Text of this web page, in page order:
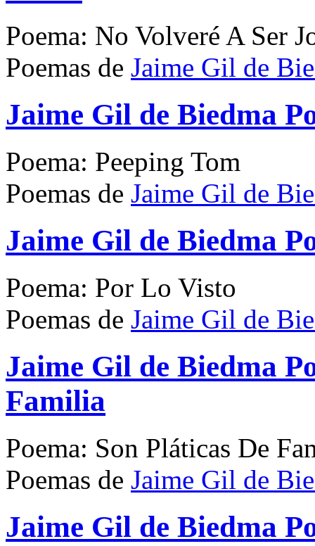
Poema: No Volveré A Ser
Poemas de Jaime Gil de
Jaime Gil de Biedma
Poema: Peeping Tom
Poemas de Jaime Gil de
Jaime Gil de Biedma
Poema: Por Lo Visto
Poemas de Jaime Gil de
Jaime Gil de Biedma
Familia
Poema: Son Pláticas De
Poemas de Jaime Gil de
Jaime Gil de Biedma